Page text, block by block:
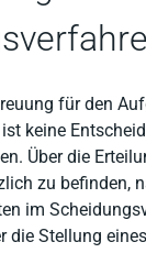
für den
keine
Über die
zu befinden,
im
die Stellung